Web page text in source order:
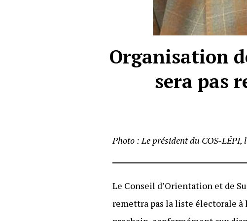
Organisation
sera pas
Photo : Le président du COS-LÉPI,
Le Conseil d’Orientation et de
remettra pas la liste électorale